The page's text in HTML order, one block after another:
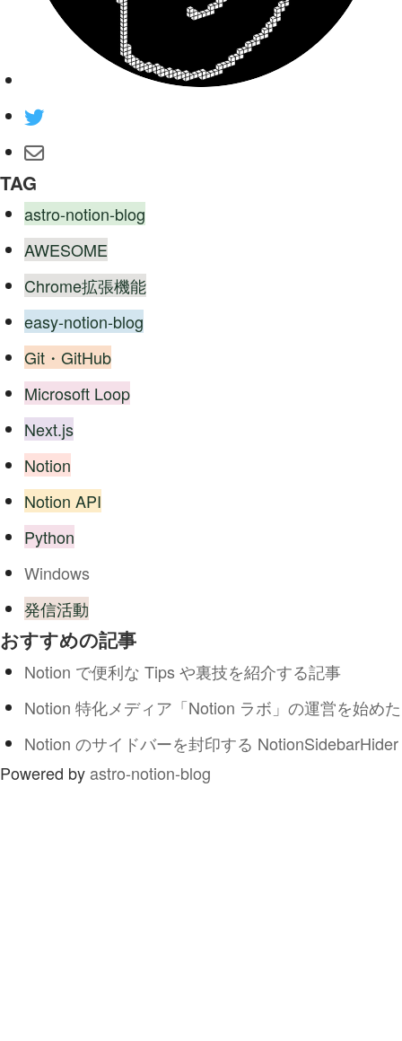
TAG
astro-notion-blog
AWESOME
Chrome拡張機能
easy-notion-blog
Git・GitHub
Microsoft Loop
Next.js
Notion
Notion API
Python
Windows
発信活動
おすすめの記事
Notion で便利な Tips や裏技を紹介する記事
Notion 特化メディア「Notion ラボ」の運営を始めた
Notion のサイドバーを封印する NotionSidebarHider
Powered byastro-notion-blog